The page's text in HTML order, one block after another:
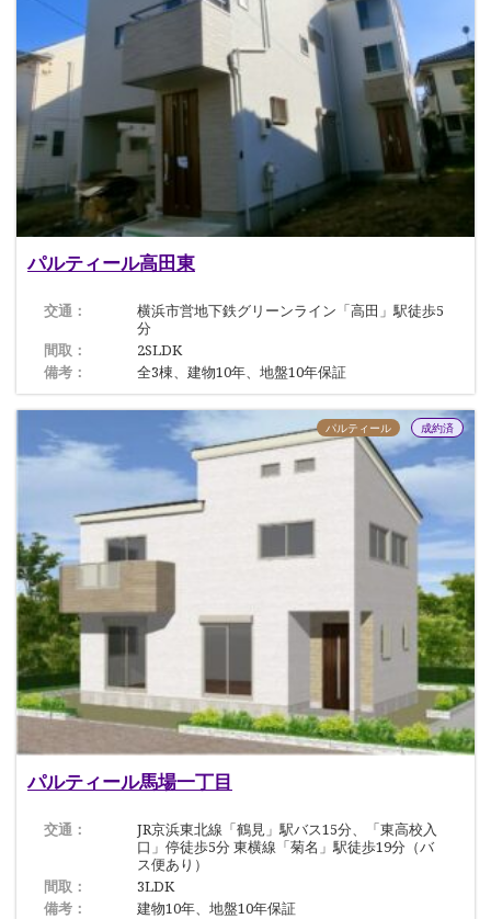
パルティール高田東
交通：
横浜市営地下鉄グリーンライン「高田」駅徒歩5
分
間取：
2SLDK
備考：
全3棟、建物10年、地盤10年保証
パルティール 成約済
パルティール馬場一丁目
交通：
JR京浜東北線「鶴見」駅バス15分、「東高校入
口」停徒歩5分 東横線「菊名」駅徒歩19分（バ
ス便あり）
間取：
3LDK
備考：
建物10年、地盤10年保証